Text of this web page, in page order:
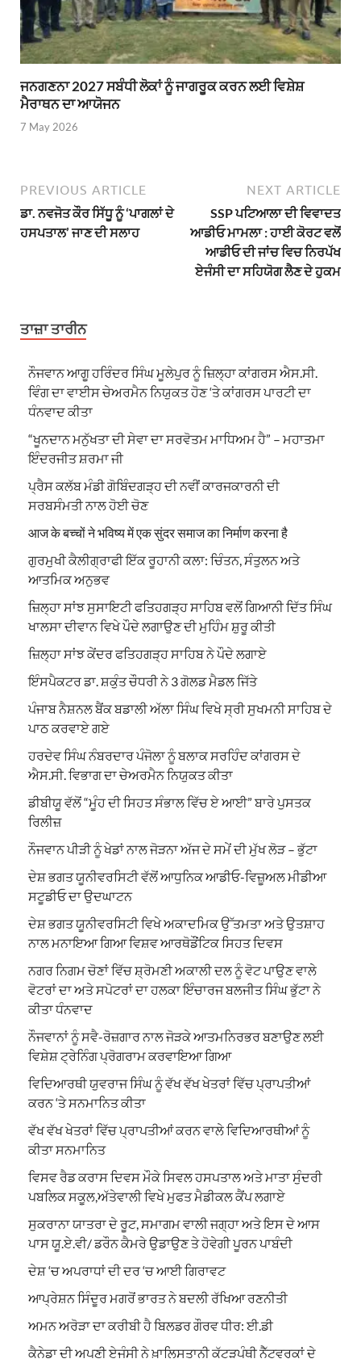
ਜਨਗਣਨਾ 2027 ਸਬੰਧੀ ਲੋਕਾਂ ਨੂੰ ਜਾਗਰੂਕ ਕਰਨ ਲਈ ਵਿਸ਼ੇਸ਼
ਮੈਰਾਥਨ ਦਾ ਆਯੋਜਨ
7 May 2026
PREVIOUS ARTICLE
ਡਾ. ਨਵਜੋਤ ਕੌਰ ਸਿੱਧੂ ਨੂੰ ‘ਪਾਗਲਾਂ ਦੇ
ਹਸਪਤਾਲ’ ਜਾਣ ਦੀ ਸਲਾਹ
NEXT ARTICLE
SSP ਪਟਿਆਲਾ ਦੀ ਵਿਵਾਦਤ
ਆਡੀਓ ਮਾਮਲਾ : ਹਾਈ ਕੋਰਟ ਵਲੋਂ
ਆਡੀਓ ਦੀ ਜਾਂਚ ਵਿਚ ਨਿਰਪੱਖ
ਏਜੰਸੀ ਦਾ ਸਹਿਯੋਗ ਲੈਣ ਦੇ ਹੁਕਮ
ਤਾਜ਼ਾ ਤਾਰੀਨ
ਨੌਜਵਾਨ ਆਗੂ ਹਰਿੰਦਰ ਸਿੰਘ ਮੂਲੇਪੁਰ ਨੂੰ ਜ਼ਿਲ੍ਹਾ ਕਾਂਗਰਸ ਐਸ.ਸੀ.
ਵਿੰਗ ਦਾ ਵਾਈਸ ਚੇਅਰਮੈਨ ਨਿਯੁਕਤ ਹੋਣ ‘ਤੇ ਕਾਂਗਰਸ ਪਾਰਟੀ ਦਾ
ਧੰਨਵਾਦ ਕੀਤਾ
“ਖੂਨਦਾਨ ਮਨੁੱਖਤਾ ਦੀ ਸੇਵਾ ਦਾ ਸਰਵੋਤਮ ਮਾਧਿਅਮ ਹੈ” – ਮਹਾਤਮਾ
ਇੰਦਰਜੀਤ ਸ਼ਰਮਾ ਜੀ
ਪ੍ਰੈਸ ਕਲੱਬ ਮੰਡੀ ਗੋਬਿੰਦਗੜ੍ਹ ਦੀ ਨਵੀਂ ਕਾਰਜਕਾਰਨੀ ਦੀ
ਸਰਬਸੰਮਤੀ ਨਾਲ ਹੋਈ ਚੋਣ
आज के बच्चों ने भविष्य में एक सुंदर समाज का निर्माण करना है
ਗੁਰਮੁਖੀ ਕੈਲੀਗ੍ਰਾਫੀ ਇੱਕ ਰੂਹਾਨੀ ਕਲਾ: ਚਿੰਤਨ, ਸੰਤੁਲਨ ਅਤੇ
ਆਤਮਿਕ ਅਨੁਭਵ
ਜ਼ਿਲ੍ਹਾ ਸਾਂਝ ਸੁਸਾਇਟੀ ਫਤਿਹਗੜ੍ਹ ਸਾਹਿਬ ਵਲੋਂ ਗਿਆਨੀ ਦਿੱਤ ਸਿੰਘ
ਖਾਲਸਾ ਦੀਵਾਨ ਵਿਖੇ ਪੌਦੇ ਲਗਾਉਣ ਦੀ ਮੁਹਿੰਮ ਸ਼ੁਰੂ ਕੀਤੀ
ਜ਼ਿਲ੍ਹਾ ਸਾਂਝ ਕੇਂਦਰ ਫਤਿਹਗੜ੍ਹ ਸਾਹਿਬ ਨੇ ਪੌਦੇ ਲਗਾਏ
ਇੰਸਪੈਕਟਰ ਡਾ. ਸ਼ਕੁੰਤ ਚੌਧਰੀ ਨੇ 3 ਗੋਲਡ ਮੈਡਲ ਜਿੱਤੇ
ਪੰਜਾਬ ਨੈਸ਼ਨਲ ਬੈਂਕ ਬਡਾਲੀ ਅੱਲਾ ਸਿੰਘ ਵਿਖੇ ਸ੍ਰੀ ਸੁਖਮਨੀ ਸਾਹਿਬ ਦੇ
ਪਾਠ ਕਰਵਾਏ ਗਏ
ਹਰਦੇਵ ਸਿੰਘ ਨੰਬਰਦਾਰ ਪੰਜੋਲਾ ਨੂੰ ਬਲਾਕ ਸਰਹਿੰਦ ਕਾਂਗਰਸ ਦੇ
ਐਸ.ਸੀ. ਵਿਭਾਗ ਦਾ ਚੇਅਰਮੈਨ ਨਿਯੁਕਤ ਕੀਤਾ
ਡੀਬੀਯੂ ਵੱਲੋਂ “ਮੂੰਹ ਦੀ ਸਿਹਤ ਸੰਭਾਲ ਵਿੱਚ ਏ ਆਈ” ਬਾਰੇ ਪੁਸਤਕ
ਰਿਲੀਜ਼
ਨੌਜਵਾਨ ਪੀੜੀ ਨੂੰ ਖੇਡਾਂ ਨਾਲ ਜੋੜਨਾ ਅੱਜ ਦੇ ਸਮੇਂ ਦੀ ਮੁੱਖ ਲੋੜ – ਭੁੱਟਾ
ਦੇਸ਼ ਭਗਤ ਯੂਨੀਵਰਸਿਟੀ ਵੱਲੋਂ ਆਧੁਨਿਕ ਆਡੀਓ-ਵਿਜ਼ੂਅਲ ਮੀਡੀਆ
ਸਟੂਡੀਓ ਦਾ ਉਦਘਾਟਨ
ਦੇਸ਼ ਭਗਤ ਯੂਨੀਵਰਸਿਟੀ ਵਿਖੇ ਅਕਾਦਮਿਕ ਉੱਤਮਤਾ ਅਤੇ ਉਤਸ਼ਾਹ
ਨਾਲ ਮਨਾਇਆ ਗਿਆ ਵਿਸ਼ਵ ਆਰਥੋਡੌਂਟਿਕ ਸਿਹਤ ਦਿਵਸ
ਨਗਰ ਨਿਗਮ ਚੋਣਾਂ ਵਿੱਚ ਸ਼੍ਰੋਮਣੀ ਅਕਾਲੀ ਦਲ ਨੂੰ ਵੋਟ ਪਾਉਣ ਵਾਲੇ
ਵੋਟਰਾਂ ਦਾ ਅਤੇ ਸਪੋਟਰਾਂ ਦਾ ਹਲਕਾ ਇੰਚਾਰਜ ਬਲਜੀਤ ਸਿੰਘ ਭੁੱਟਾ ਨੇ
ਕੀਤਾ ਧੰਨਵਾਦ
ਨੌਜਵਾਨਾਂ ਨੂੰ ਸਵੈ-ਰੋਜ਼ਗਾਰ ਨਾਲ ਜੋੜਕੇ ਆਤਮਨਿਰਭਰ ਬਣਾਉਣ ਲਈ
ਵਿਸ਼ੇਸ਼ ਟ੍ਰੇਨਿੰਗ ਪ੍ਰੋਗਰਾਮ ਕਰਵਾਇਆ ਗਿਆ
ਵਿਦਿਆਰਥੀ ਯੁਵਰਾਜ ਸਿੰਘ ਨੂੰ ਵੱਖ ਵੱਖ ਖੇਤਰਾਂ ਵਿੱਚ ਪ੍ਰਾਪਤੀਆਂ
ਕਰਨ ‘ਤੇ ਸਨਮਾਨਿਤ ਕੀਤਾ
ਵੱਖ ਵੱਖ ਖੇਤਰਾਂ ਵਿੱਚ ਪ੍ਰਾਪਤੀਆਂ ਕਰਨ ਵਾਲੇ ਵਿਦਿਆਰਥੀਆਂ ਨੂੰ
ਕੀਤਾ ਸਨਮਾਨਿਤ
ਵਿਸਵ ਰੈਡ ਕਰਾਸ ਦਿਵਸ ਮੌਕੇ ਸਿਵਲ ਹਸਪਤਾਲ ਅਤੇ ਮਾਤਾ ਸੁੰਦਰੀ
ਪਬਲਿਕ ਸਕੂਲ,ਅੱਤੇਵਾਲੀ ਵਿਖੇ ਮੁਫਤ ਮੈਡੀਕਲ ਕੈਂਪ ਲਗਾਏ
ਸੁਕਰਾਨਾ ਯਾਤਰਾ ਦੇ ਰੂਟ, ਸਮਾਗਮ ਵਾਲੀ ਜਗ੍ਹਾ ਅਤੇ ਇਸ ਦੇ ਆਸ
ਪਾਸ ਯੂ.ਏ.ਵੀ/ ਡਰੌਨ ਕੈਮਰੇ ਉਡਾਉਣ ਤੇ ਹੋਵੇਗੀ ਪੂਰਨ ਪਾਬੰਦੀ
ਦੇਸ਼ ‘ਚ ਅਪਰਾਧਾਂ ਦੀ ਦਰ ‘ਚ ਆਈ ਗਿਰਾਵਟ
ਆਪ੍ਰੇਸ਼ਨ ਸਿੰਦੂਰ ਮਗਰੋਂ ਭਾਰਤ ਨੇ ਬਦਲੀ ਰੱਖਿਆ ਰਣਨੀਤੀ
ਅਮਨ ਅਰੋੜਾ ਦਾ ਕਰੀਬੀ ਹੈ ਬਿਲਡਰ ਗੌਰਵ ਧੀਰ: ਈ.ਡੀ
ਕੈਨੇਡਾ ਦੀ ਅਪਣੀ ਏਜੰਸੀ ਨੇ ਖ਼ਾਲਿਸਤਾਨੀ ਕੱਟੜਪੰਥੀ ਨੈੱਟਵਰਕਾਂ ਦੇ